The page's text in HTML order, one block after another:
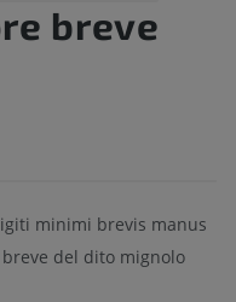
breve
minimi brevis manus
del dito mignolo